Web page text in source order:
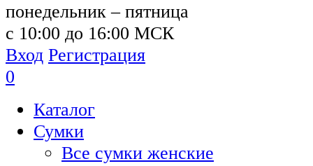
понедельник – пятница
с 10:00 до 16:00 МСК
Вход Регистрация
0
Каталог
Сумки
Все сумки женские